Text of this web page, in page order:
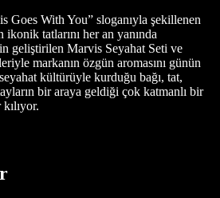
Goes With You” sloganıyla şekillenen
tatlarını her an yanında
geliştirilen Marvis Seyahat Seti ve
markanın özgün aromasını günün
kültürüyle kurduğu bağı, tat,
bir araya geldiği çok katmanlı bir